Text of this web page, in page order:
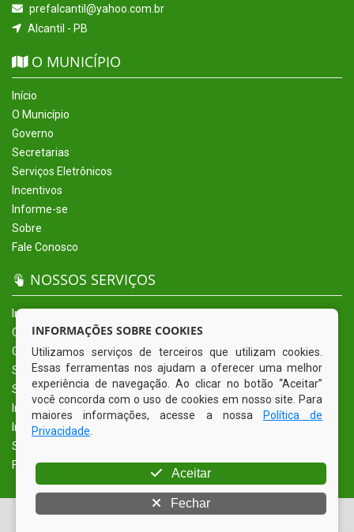
prefalcantil@yahoo.com.br
Alcantil - PB
O MUNICÍPIO
Início
O Município
Governo
Secretarias
Serviços Eletrônicos
Incentivos
Informe-se
Sobre
Fale Conosco
NOSSOS SERVIÇOS
Início
O Município
Governo
Secretarias
Serviços Eletrônicos
Incentivos
Informe-se
Sobre
Fale Conosco
© Copyright 2026 Prefeitura Municipal de Alcantil | Todos os
INFORMAÇÕES SOBRE COOKIES
Utilizamos serviços de terceiros que utilizam cookies.
Essas ferramentas nos ajudam a oferecer uma melhor
experiência de navegação. Ao clicar no botão “Aceitar”
você concorda com o uso de cookies em nosso site. Para
maiores informações, acesse a nossa
Política de
Privacidade
Aceitar
Fechar